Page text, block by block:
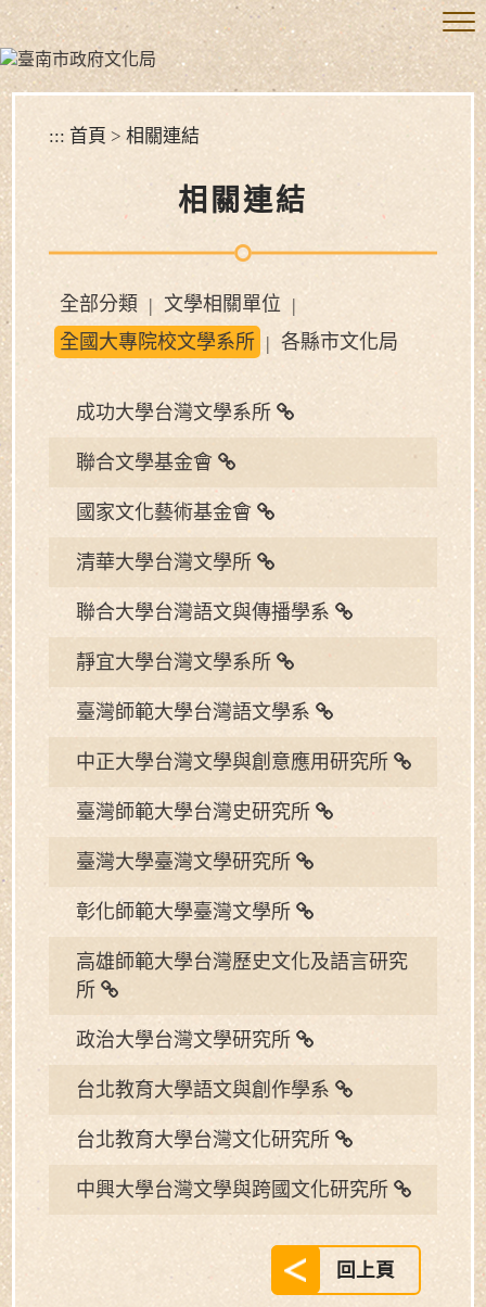
跳
到
主
要
內
容
塊
::: 首頁 > 相關連結
相關連結
全部分類 | 文學相關單位 |
全國大專院校文學系所 | 各縣市文化局
成功大學台灣文學系所
聯合文學基金會
國家文化藝術基金會
清華大學台灣文學所
聯合大學台灣語文與傳播學系
靜宜大學台灣文學系所
臺灣師範大學台灣語文學系
中正大學台灣文學與創意應用研究所
臺灣師範大學台灣史研究所
臺灣大學臺灣文學研究所
彰化師範大學臺灣文學所
高雄師範大學台灣歷史文化及語言研究
所
政治大學台灣文學研究所
台北教育大學語文與創作學系
台北教育大學台灣文化研究所
中興大學台灣文學與跨國文化研究所
回上頁